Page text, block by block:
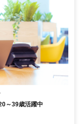
～39歳活躍中